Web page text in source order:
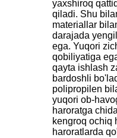
yaxshiroq
qiladi. Shu
materiallar
darajada
ega. Yuqori
qobiliyatiga
qayta ishlash
bardoshli
polipropilen
yuqori ob-
haroratga
kengroq ochiq
haroratlarda